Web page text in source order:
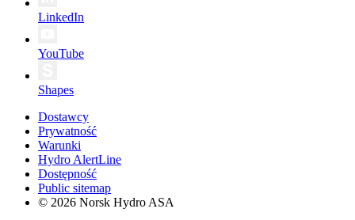
LinkedIn
YouTube
Shapes
Dostawcy
Prywatność
Warunki
Hydro AlertLine
Dostępność
Public sitemap
© 2026 Norsk Hydro ASA